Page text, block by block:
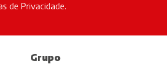
de Privacidade.
Grupo